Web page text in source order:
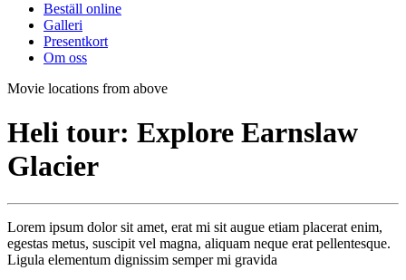
Beställ online
Galleri
Presentkort
Om oss
Movie locations from above
Heli tour: Explore Earnslaw
Glacier
Lorem ipsum dolor sit amet, erat mi sit augue etiam placerat enim,
egestas metus, suscipit vel magna, aliquam neque erat pellentesque.
Ligula elementum dignissim semper mi gravida